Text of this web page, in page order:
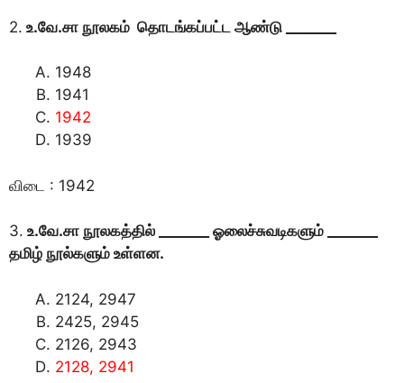
2. உ.வே.சா நூலகம் தொடங்கப்பட்ட ஆண்டு _______
1948
1941
1942
1939
விடை : 1942
3. உ.வே.சா நூலகத்தில் _______ ஓலைச்சுவடிகளும் _______
தமிழ் நூல்களும் உள்ளன.
2124, 2947
2425, 2945
2126, 2943
2128, 2941